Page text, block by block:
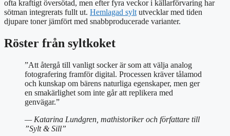
ofta kraftigt översötad, men efter fyra veckor i källarförvaring har
sötman integrerats fullt ut. Hemlagad sylt utvecklar med tiden
djupare toner jämfört med snabbproducerade varianter.
Röster från syltkoket
”Att återgå till vanligt socker är som att välja analog
fotografering framför digital. Processen kräver tålamod
och kunskap om bärens naturliga egenskaper, men ger
en smakärlighet som inte går att replikera med
genvägar.”
— Katarina Lundgren, mathistoriker och författare till
”Sylt & Sill”